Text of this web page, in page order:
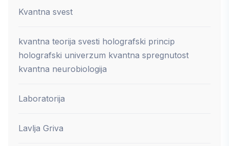
Kvantna svest
kvantna teorija svesti holografski princip
holografski univerzum kvantna spregnutost
kvantna neurobiologija
Laboratorija
Lavlja Griva